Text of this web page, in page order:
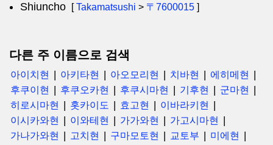
Shiuncho [Takamatsushi > 〒7600015 ]
다른 주 이름으로 검색
아이치현 아키타현 아오모리현 치바현
에히메현
후쿠이현
후쿠오카현 후쿠시마현 기후현
군마현
히로시마현
홋카이도 효고현
이바라키현
이시카와현
이와테현 가가와현
가고시마현
가나가와현
고치현 구마모토현 교토부
미에현